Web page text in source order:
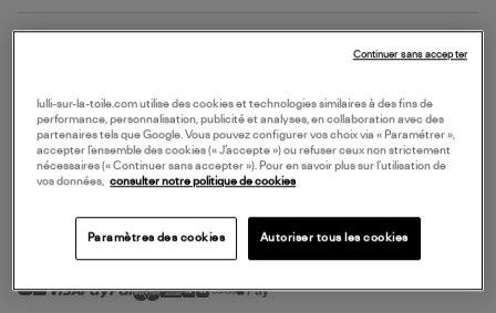
NOS SERVICES
SERVICE CLIENT
MODE DE PAIEMENT
lulli-sur-la-toile.com utilise des cookies et technologies similaires à des fins de
performance, personnalisation, publicité et analyses, en collaboration avec des
partenaires tels que Google. Vous pouvez configurer vos choix via « Paramétrer »,
accepter l’ensemble des cookies (« J’accepte ») ou refuser ceux non strictement
nécessaires (« Continuer sans accepter »). Pour en savoir plus sur l’utilisation de
vos données,
consulter notre politique de cookies
Paramètres des cookies Autoriser tous les cookies
Continuer sans accepter